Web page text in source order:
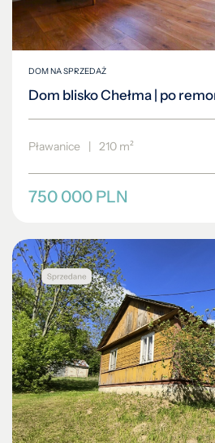
DOM NA SPRZEDAŻ
Dom blisko Chełma | po
Pławanice | 210 m²
750 000 PLN